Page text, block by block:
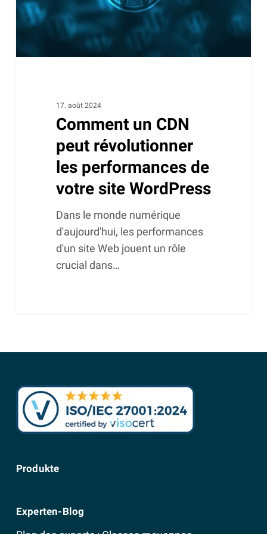
performances
de
site
17. août 2024
Comment un CDN
peut révolutionner
les performances de
votre site WordPress
Dans le monde numérique
d'aujourd'hui, les performances
d'un site Web jouent un rôle
crucial dans…
Produkte
Experten-Blog